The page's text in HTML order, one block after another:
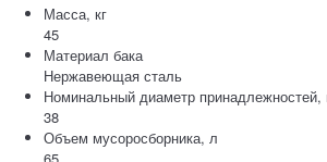
Масса, кг
45
Материал бака
Нержавеющая сталь
Номинальный диаметр
38
Объем мусоросборника, л